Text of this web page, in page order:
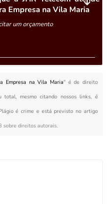
Empresa na Vila Maria
um orçamento
Empresa na Vila Maria" é de direito
total, mesmo citando nossos links, é
é crime e está previsto no artigo
sobre direitos autorais.